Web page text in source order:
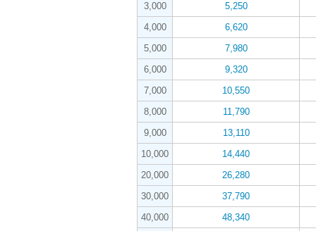
3,000
5,250
4,000
6,620
5,000
7,980
6,000
9,320
7,000
10,550
8,000
11,790
9,000
13,110
10,000
14,440
20,000
26,280
30,000
37,790
40,000
48,340